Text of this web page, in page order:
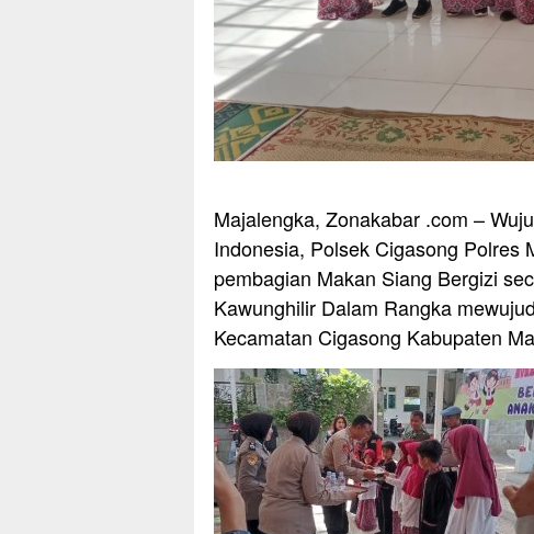
Majalengka, Zonakabar .com –
Indonesia, Polsek Cigasong Polres
pembagian Makan Siang Bergizi
Kawunghilir Dalam Rangka
Kecamatan Cigasong Kabupaten